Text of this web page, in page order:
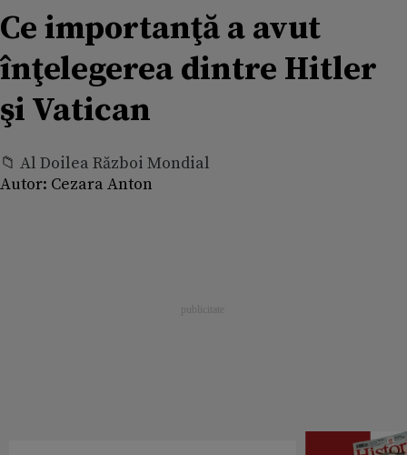
Ce importanţă a avut
înţelegerea dintre Hitler
şi Vatican
📁 Al Doilea Război Mondial
Autor: Cezara Anton